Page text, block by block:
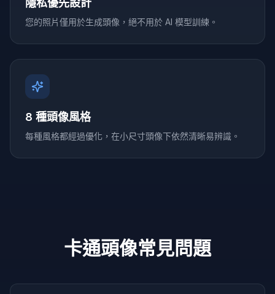
隱私優先設計
您的照片僅用於生成頭像，絕不用於 AI 模型訓練。
8 種頭像風格
每種風格都經過優化，在小尺寸頭像下依然清晰易辨識。
卡通頭像常見問題